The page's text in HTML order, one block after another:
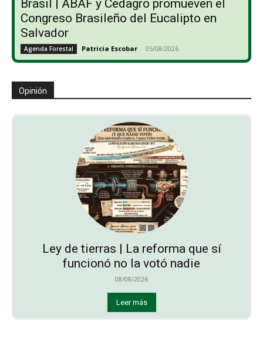
Brasil | ABAF y Cedagro promueven el
Congreso Brasileño del Eucalipto en
Salvador
Agenda Forestal Patricia Escobar - 05/08/2026
Opinión
Ley de tierras | La reforma que sí
funcionó no la votó nadie
08/08/2026
Leer más